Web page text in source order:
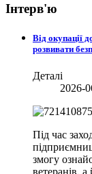
Інтерв'ю
Від окупації
розвивати
Деталі
2026-
Під час
змогу
ветеранів,